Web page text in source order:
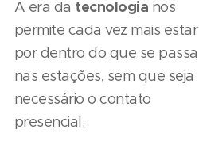
A era da tecnologia nos
permite cada vez mais estar
por dentro do que se passa
nas estações, sem que seja
necessário o contato
presencial.